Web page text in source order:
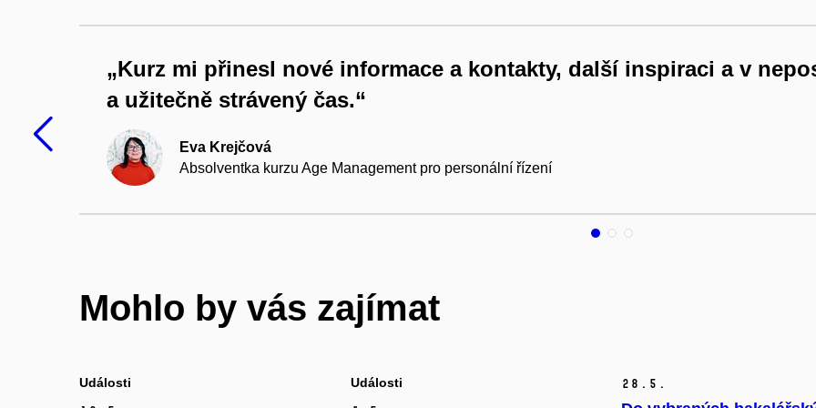
„Kurz mi přinesl nové informace a kontakty, další inspiraci a v
a užitečně strávený čas.“
Eva Krejčová
Absolventka kurzu Age Management pro personální řízení
Předchozí
Mohlo by vás zajímat
Události Události 28. 5.